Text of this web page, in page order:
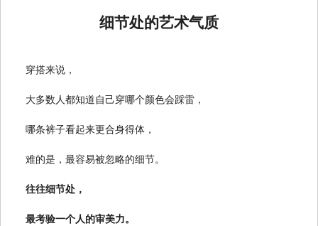
细节处的艺术气质
穿搭来说，
大多数人都知道自己穿哪个颜色会踩雷，
哪条裤子看起来更合身得体，
难的是，最容易被忽略的细节。
往往细节处，
最考验一个人的审美力。